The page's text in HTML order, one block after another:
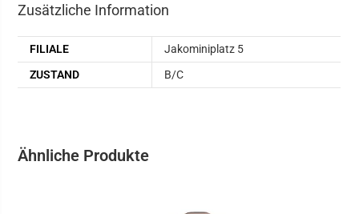
Zusätzliche Information
FILIALE
Jakominiplatz 5
ZUSTAND
B/C
Ähnliche Produkte